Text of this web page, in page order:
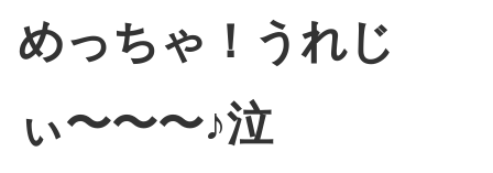
めっちゃ！うれじ
ぃ〜〜〜♪泣